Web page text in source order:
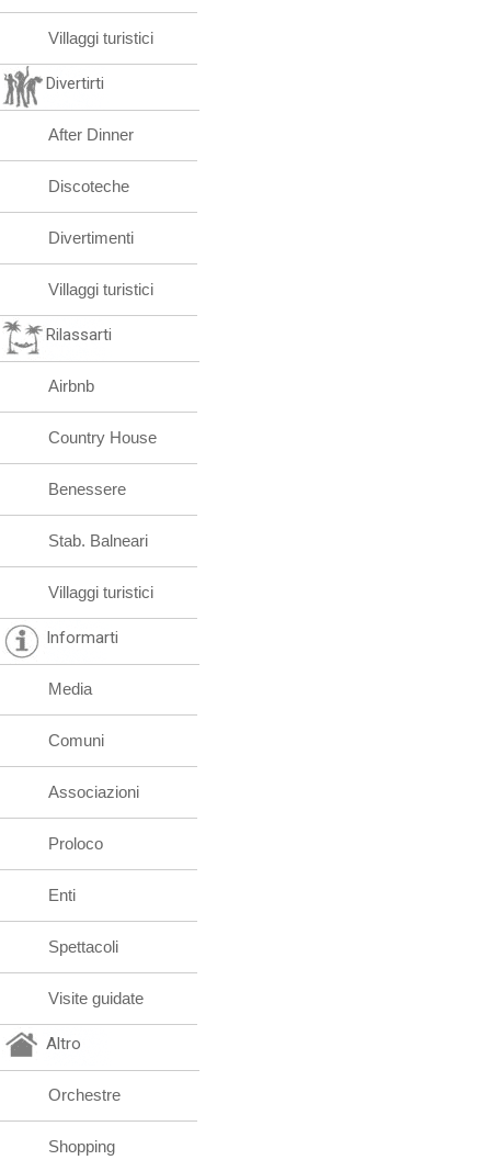
Villaggi turistici
Divertirti
After Dinner
Discoteche
Divertimenti
Villaggi turistici
Rilassarti
Airbnb
Country House
Benessere
Stab. Balneari
Villaggi turistici
Informarti
Media
Comuni
Associazioni
Proloco
Enti
Spettacoli
Visite guidate
Altro
Orchestre
Shopping